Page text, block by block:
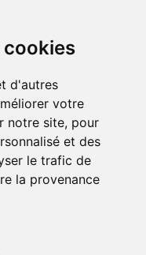
cookies
d'autres
votre
notre site, pour
et des
le trafic de
la provenance
)